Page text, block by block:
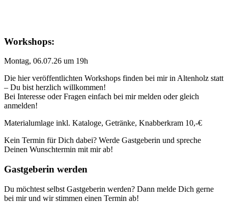
Workshops:
Montag, 06.07.26 um 19h
Die hier veröffentlichten Workshops finden bei mir in Altenholz statt
– Du bist herzlich willkommen!
Bei Interesse oder Fragen einfach bei mir melden oder gleich
anmelden!
Materialumlage inkl. Kataloge, Getränke, Knabberkram 10,-€
Kein Termin für Dich dabei? Werde Gastgeberin und spreche
Deinen Wunschtermin mit mir ab!
Gastgeberin werden
Du möchtest selbst Gastgeberin werden? Dann melde Dich gerne
bei mir und wir stimmen einen Termin ab!